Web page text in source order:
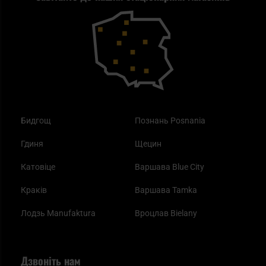
Бидгощ
Гдиня
Катовіце
Краків
Лодзь Manufaktura
Познань Posnania
Щецин
Варшава Blue City
Варшава Tamka
Вроцлав Bielany
Як працює маска від смогу?
Найкращі спальні мішки на осінь
Дзвоніть нам